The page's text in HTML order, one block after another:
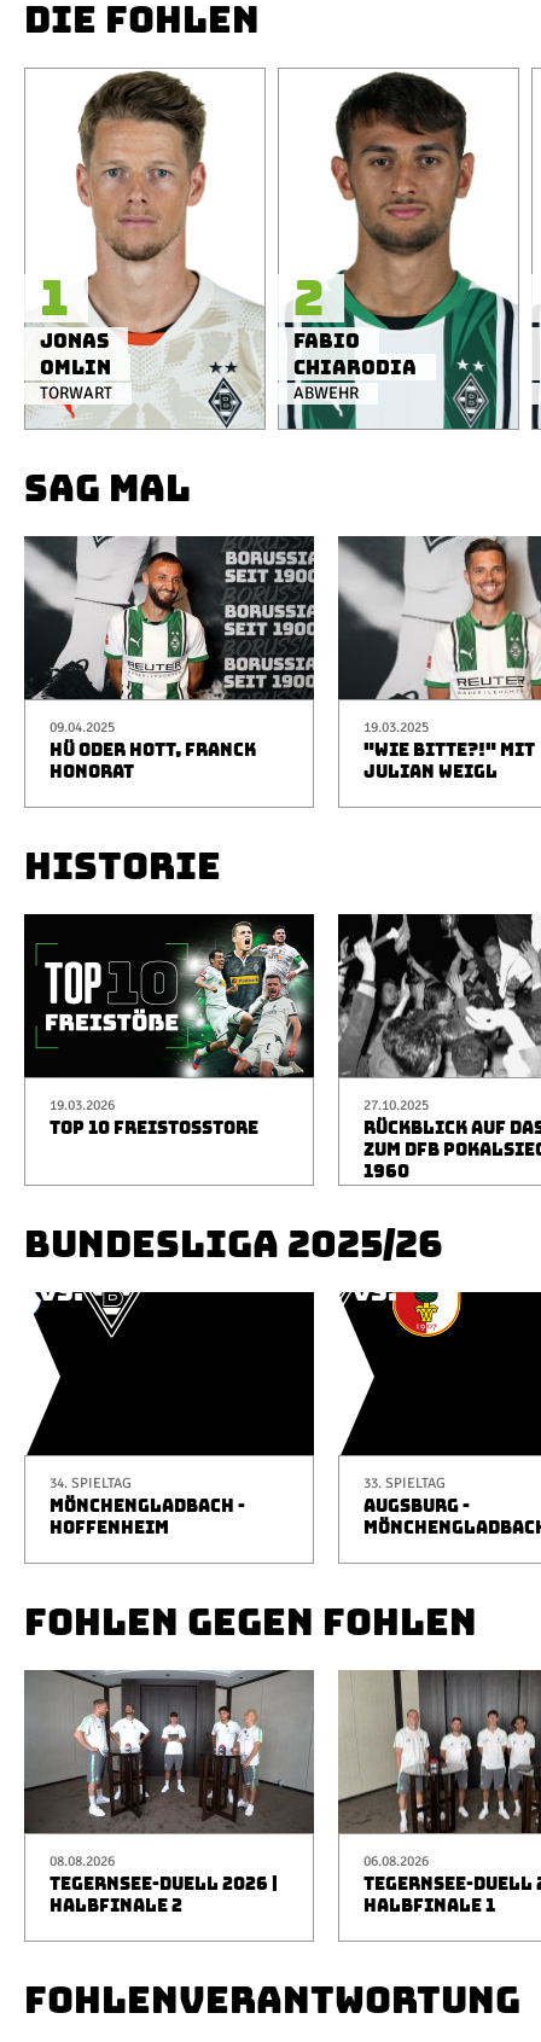
DIE FOHLEN
TORWART
Jonas
Omlin
1
ABWEHR
Fabio
Chiarodia
2
SAG MAL
09.04.2025
HÜ ODER HOTT, FRANCK
HONORAT
19.03.2025
"WIE BITTE?!" MIT
JULIAN WEIGL
HISTORIE
19.03.2026
TOP 10 FREISTOSSTORE
27.10.2025
RÜCKBLICK AUF
ZUM DFB
1960
BUNDESLIGA 2025/26
34. SPIELTAG
MÖNCHENGLADBACH -
HOFFENHEIM
33. SPIELTAG
AUGSBURG -
FOHLEN GEGEN FOHLEN
08.08.2026
TEGERNSEE-DUELL 2026 |
HALBFINALE 2
06.08.2026
TEGERNSEE-DUELL
HALBFINALE 1
FOHLENVERANTWORTUNG